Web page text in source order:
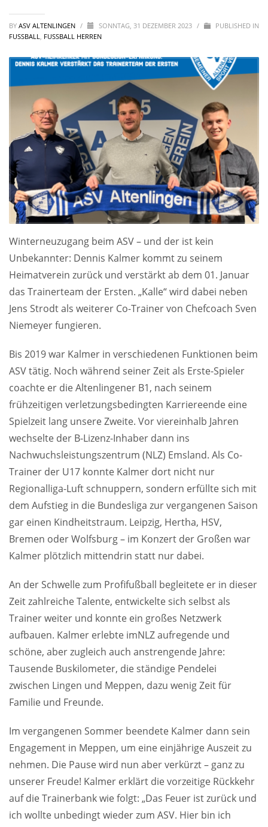
BY ASV ALTENLINGEN / SONNTAG, 31 DEZEMBER 2023 /
PUBLISHED IN
FUSSBALL
FUSSBALL HERREN
Winterneuzugang beim ASV – und der ist kein
Unbekannter: Dennis Kalmer kommt zu seinem
Heimatverein zurück und verstärkt ab dem 01. Januar
das Trainerteam der Ersten. „Kalle“ wird dabei neben
Jens Strodt als weiterer Co-Trainer von Chefcoach Sven
Niemeyer fungieren.
Bis 2019 war Kalmer in verschiedenen Funktionen beim
ASV tätig. Noch während seiner Zeit als Erste-Spieler
coachte er die Altenlingener B1, nach seinem
frühzeitigen verletzungsbedingten Karriereende eine
Spielzeit lang unsere Zweite. Vor viereinhalb Jahren
wechselte der B-Lizenz-Inhaber dann ins
Nachwuchsleistungszentrum (NLZ) Emsland. Als Co-
Trainer der U17 konnte Kalmer dort nicht nur
Regionalliga-Luft schnuppern, sondern erfüllte sich mit
dem Aufstieg in die Bundesliga zur vergangenen Saison
gar einen Kindheitstraum. Leipzig, Hertha, HSV,
Bremen oder Wolfsburg – im Konzert der Großen war
Kalmer plötzlich mittendrin statt nur dabei.
An der Schwelle zum Profifußball begleitete er in dieser
Zeit zahlreiche Talente, entwickelte sich selbst als
Trainer weiter und konnte ein großes Netzwerk
aufbauen. Kalmer erlebte imNLZ aufregende und
schöne, aber zugleich auch anstrengende Jahre:
Tausende Buskilometer, die ständige Pendelei
zwischen Lingen und Meppen, dazu wenig Zeit für
Familie und Freunde.
Im vergangenen Sommer beendete Kalmer dann sein
Engagement in Meppen, um eine einjährige Auszeit zu
nehmen. Die Pause wird nun aber verkürzt – ganz zu
unserer Freude! Kalmer erklärt die vorzeitige Rückkehr
auf die Trainerbank wie folgt: „Das Feuer ist zurück und
ich wollte unbedingt wieder zum ASV. Hier bin ich